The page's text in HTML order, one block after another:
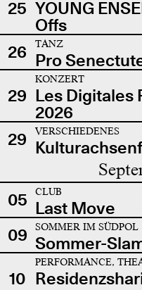
25 YOUNG
Offs
26
TANZ
Pro
29
KONZERT
Les Digitales
2026
29 VERSCHIEDENES
05 CLUB
Last Move
09
SOMMER IM SÜDPOL
Sommer-
10
PERFORMANCE,